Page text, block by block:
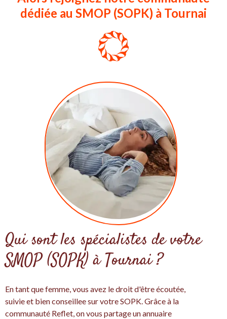
dédiée au SMOP (SOPK) à Tournai
Qui sont les spécialistes de votre
SMOP (SOPK) à Tournai ?
En tant que femme, vous avez le droit d'être écoutée,
suivie et bien conseillee sur votre SOPK. Grâce à la
communauté Reflet, on vous partage un annuaire